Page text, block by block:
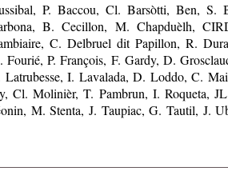
P. Baccou, Cl. Barsòtti, Ben, S.
B. Cecillon, M. Chapduèlh,
C. Delbruel dit Papillon, R.
Fourié, P. François, F. Gardy, D.
I. Lavalada, D. Loddo, C.
Cl. Molinièr, T. Pambrun, I. Roqueta, JL
M. Stenta, J. Taupiac, G. Tautil, J.